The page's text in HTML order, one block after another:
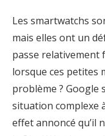
Les smartwatchs
mais elles ont un
passe relativement
lorsque ces petites
problème ? Google
situation complexe
effet annoncé qu’il